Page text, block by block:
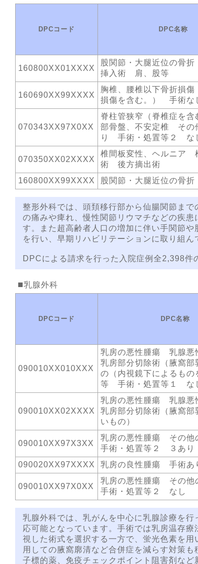
DPCコード DPC名称
160800XX01XXXX
股関節・大腿近位の骨
挿入術 肩、股等
160690XX99XXXX
胸椎、腰椎以下骨折損傷
損傷を含む。） 手術な
070343XX97X0XX
脊柱管狭窄（脊椎症を
部骨盤、不安定椎 その
り 手術・処置等２ な
070350XX02XXXX
椎間板変性、ヘルニア
術 後方摘出術
160800XX99XXXX 股関節・大腿近位の骨
整形外科では、頭頚移行部から仙腸関節ま
の痛みや痺れ、慢性関節リウマチなどの疾
す。また超高齢者人口の増加に伴い手関節
を行い、早期リハビリテーションに取り組ん
DPCによる請求を行った入院症例全2,398件
乳腺外科
DPCコード DPC名称
090010XX010XXX
乳房の悪性腫瘍 乳腺
乳房部分切除術（腋窩部
の（内視鏡下によるもの
等 手術・処置等１ な
090010XX02XXXX
乳房の悪性腫瘍 乳腺
乳房部分切除術（腋窩部
いもの）
090010XX97X3XX
乳房の悪性腫瘍 その
手術・処置等２ ３あり
090020XX97XXXX 乳房の良性腫瘍 手術あ
090010XX97X0XX
乳房の悪性腫瘍 その
手術・処置等２ なし
乳腺外科では、乳がんを中心に乳腺診療を
応可能となっています。手術では乳房温存
視した術式を選択する一方で、蛍光色素を
用しての腋窩廓清など合併症を減らす対策
子標的薬、免疫チェックポイント阻害剤な